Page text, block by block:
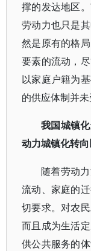
撑的发达地区
劳动力也只是
然是原有的格
要素的流动，
以家庭户籍为
的供应体制并未
我国城镇
动力城镇化转
随着劳动
流动、家庭的
切要求。对农
而且成为生活
供公共服务的